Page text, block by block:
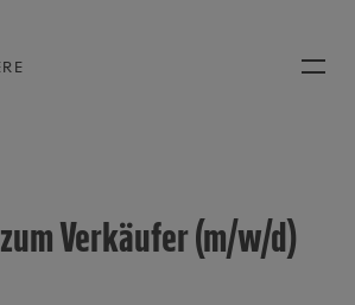
Verkäufer (m/w/d)